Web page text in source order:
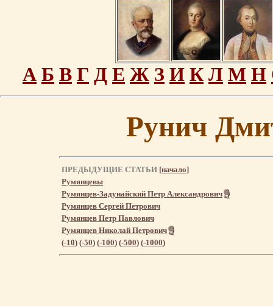
А Б В Г Д Е Ж З И К Л М Н
Рунич
ПРЕДЫДУЩИЕ СТАТЬИ [начало]
Румянцевы
Румянцев-Задунайский Петр Александрович
Румянцев Сергей Петрович
Румянцев Петр Павлович
Румянцев Николай Петрович
(-10) (-50) (-100) (-500) (-1000)